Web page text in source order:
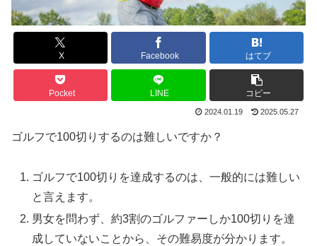
X Facebook はてブ
Pocket LINE コピー
2024.01.19 2025.05.27
ゴルフで100切りするのは難しいですか？
ゴルフで100切りを達成するのは、一般的には難しい
と言えます。
男女を問わず、約3割のゴルファーしか100切りを達
成していないことから、その難易度が分かります。